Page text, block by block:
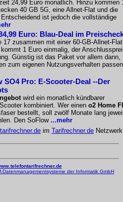
24,99 Euro monatlich. Hinzu kommen
40 GB 5G, eine Allnet-Flat und die
ist jedoch die vollständige
Euro: Blau-Deal im
17 zusammen mit einer 60-GB-Allnet-
1 Euro einmalig, der
Günstig ist das Paket vor allem dann,
zum eigenen Nutzungsverhalten
SO4 Pro: E-Scooter-Deal --Der
wird ein monatlich kündbarer
kombiniert. Wer einen o2 Home
bestellt, soll zwölf Monate lang
Den SoFlow ...mehr
im Tarifrechner.de Netzwerk
Datenmanagementsysteme der Informatik GmbH